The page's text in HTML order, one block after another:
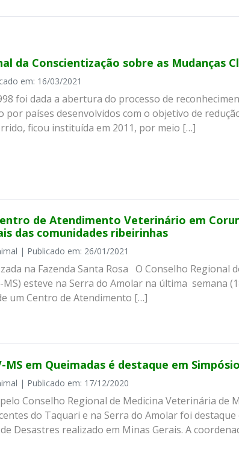
da Conscientização sobre as Mudanças
em: 16/03/2021
foi dada a abertura do processo de
por países desenvolvidos com o objetivo de
ficou instituída em 2011, por meio […]
de Atendimento Veterinário em
das comunidades ribeirinhas
| Publicado em: 26/01/2021
na Fazenda Santa Rosa O Conselho Regional
MS) esteve na Serra do Amolar na última semana
um Centro de Atendimento […]
MS em Queimadas é destaque em
| Publicado em: 17/12/2020
Conselho Regional de Medicina Veterinária de
do Taquari e na Serra do Amolar foi
Desastres realizado em Minas Gerais. A